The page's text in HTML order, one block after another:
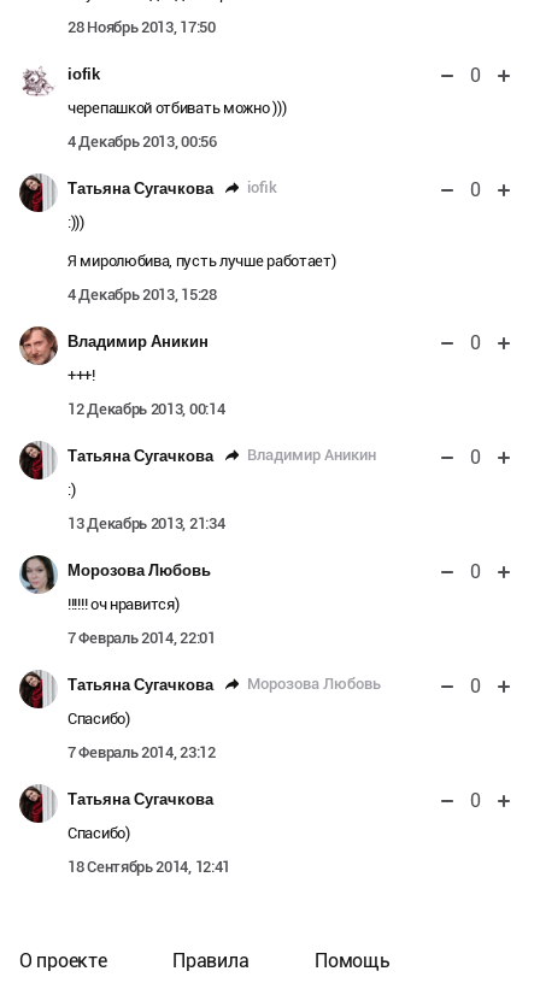
28 Ноябрь 2013, 17:50
iofik 0
черепашкой отбивать можно )))
4 Декабрь 2013, 00:56
Татьяна Сугачкова iofik 0
:)))
Я миролюбива, пусть лучше работает)
4 Декабрь 2013, 15:28
Владимир Аникин 0
+++!
12 Декабрь 2013, 00:14
Татьяна Сугачкова Владимир Аникин 0
:)
13 Декабрь 2013, 21:34
Морозова Любовь 0
!!!!!! оч нравится)
7 Февраль 2014, 22:01
Татьяна Сугачкова Морозова Любовь 0
Спасибо)
7 Февраль 2014, 23:12
Татьяна Сугачкова 0
Спасибо)
18 Сентябрь 2014, 12:41
О проекте Правила Помощь